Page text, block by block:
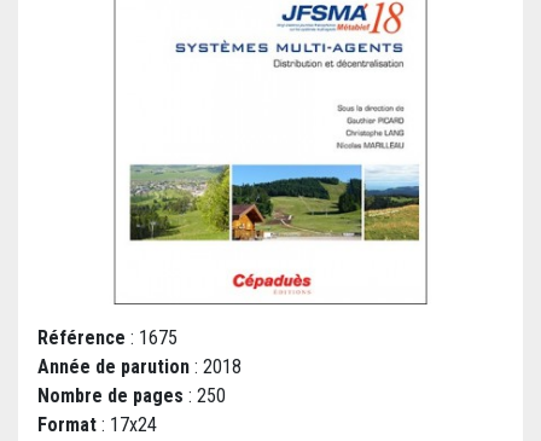
Référence : 1675
Année de parution : 2018
Nombre de pages : 250
Format : 17x24